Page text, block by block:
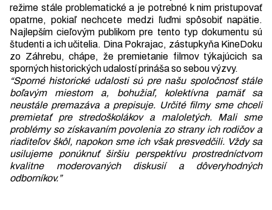
režime stále problematické a je potrebné k nim pristupovať
opatrne, pokiaľ nechcete medzi ľuďmi spôsobiť napätie.
Najlepším cieľovým publikom pre tento typ dokumentu sú
študenti a ich učitelia. Dina Pokrajac, zástupkyňa KineDoku
zo Záhrebu, chápe, že premietanie filmov týkajúcich sa
sporných historických udalostí prináša so sebou výzvy.
“Sporné historické udalosti sú pre našu spoločnosť stále
boľavým miestom
a, bohužiaľ, kolektívna pamäť sa
neustále premazáva a prepisuje. Určité filmy sme chceli
premietať pre stredoškolákov a maloletých. Mali sme
problémy so získavaním povolenia zo strany ich rodičov a
riaditeľov škôl, napokon sme ich však presvedčili. Vždy sa
usilujeme ponúknuť širšiu perspektívu prostredníctvom
kvalitne moderovaných diskusií a dôveryhodných
odborníkov.”